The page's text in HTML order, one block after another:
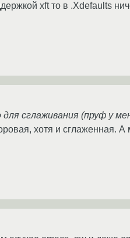
xft то в .Xdefaults
для сглаживания (пруф у
хотя и сглаженная.